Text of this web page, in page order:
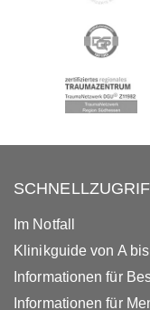
Im Notfall
Klinikguide von A
Informationen für
Informationen für